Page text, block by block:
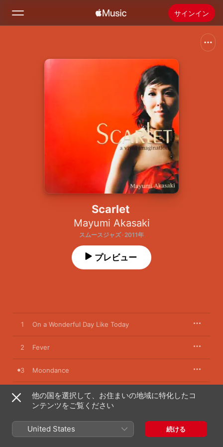
サインイン
ホーム
Apple Musicをインストール
Scarlet
Mayumi Akasaki
スムースジャズ · 2011年
プレビュー
1 On a Wonderful Day Like Today
2 Fever
3 Moondance
4 Crazy
6 The Way You Look Tonight
他の国を選択して、お住まいの地域に特化したコ
ンテンツをご覧ください
United States 続ける